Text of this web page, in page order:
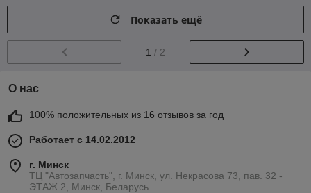
Показать ещё
1 / 2
О нас
100% положительных из 16 отзывов за год
Работает с 14.02.2012
г. Минск
ТЦ "Автозапчасть", г. Минск, ул. Некрасова 73, пав. 32 -
ЭТАЖ 2, Минск, Беларусь